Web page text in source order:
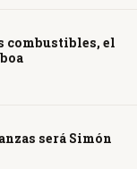
combustibles, el
será Simón